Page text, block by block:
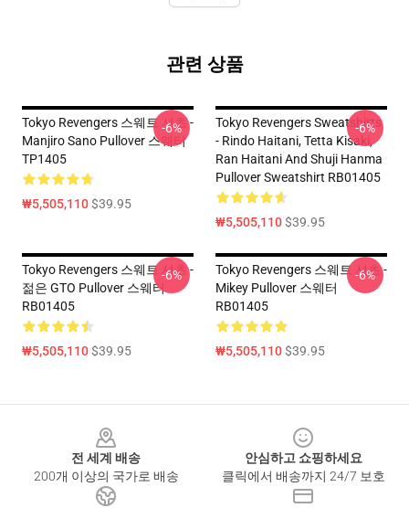
관련 상품
Tokyo Revengers 스웨트 셔츠 -
Manjiro Sano Pullover 스웨터
TP1405
₩5,505,110$39.95
-6%
Tokyo Revengers Sweatshirts
- Rindo Haitani, Tetta Kisaki,
Ran Haitani And Shuji Hanma
Pullover Sweatshirt RB01405
₩5,505,110$39.95
-6%
Tokyo Revengers 스웨트 셔츠 -
젊은 GTO Pullover 스웨터
RB01405
₩5,505,110$39.95
-6%
Tokyo Revengers 스웨트 셔츠 -
Mikey Pullover 스웨터
RB01405
₩5,505,110$39.95
-6%
전 세계 배송
200개 이상의 국가로 배송
안심하고 쇼핑하세요
클릭에서 배송까지 24/7 보호